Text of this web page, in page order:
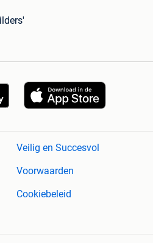
Veilig en Succesvol
Voorwaarden
Cookiebeleid